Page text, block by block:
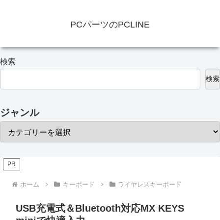
PCパーツのPCLINE
検索
検索
ジャンル
PR
ホーム キーボード ワイヤレスキーボード
USB充電式＆Bluetooth対応MX KEYS